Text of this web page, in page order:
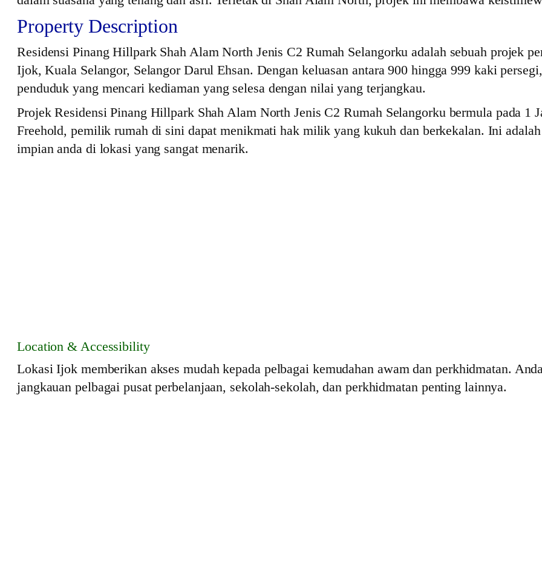
Property Description
Residensi Pinang Hillpark Shah Alam North Jenis C2 Rumah Selangorku adalah sebuah projek
Ijok, Kuala Selangor, Selangor Darul Ehsan. Dengan keluasan antara 900 hingga 999 kaki
penduduk yang mencari kediaman yang selesa dengan nilai yang terjangkau.
Projek Residensi Pinang Hillpark Shah Alam North Jenis C2 Rumah Selangorku bermula pada 1
Freehold, pemilik rumah di sini dapat menikmati hak milik yang kukuh dan berkekalan. Ini
impian anda di lokasi yang sangat menarik.
Location & Accessibility
Lokasi Ijok memberikan akses mudah kepada pelbagai kemudahan awam dan perkhidmatan.
jangkauan pelbagai pusat perbelanjaan, sekolah-sekolah, dan perkhidmatan penting lainnya.